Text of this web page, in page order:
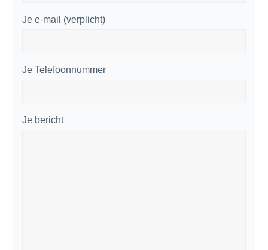
Je e-mail (verplicht)
Je Telefoonnummer
Je bericht